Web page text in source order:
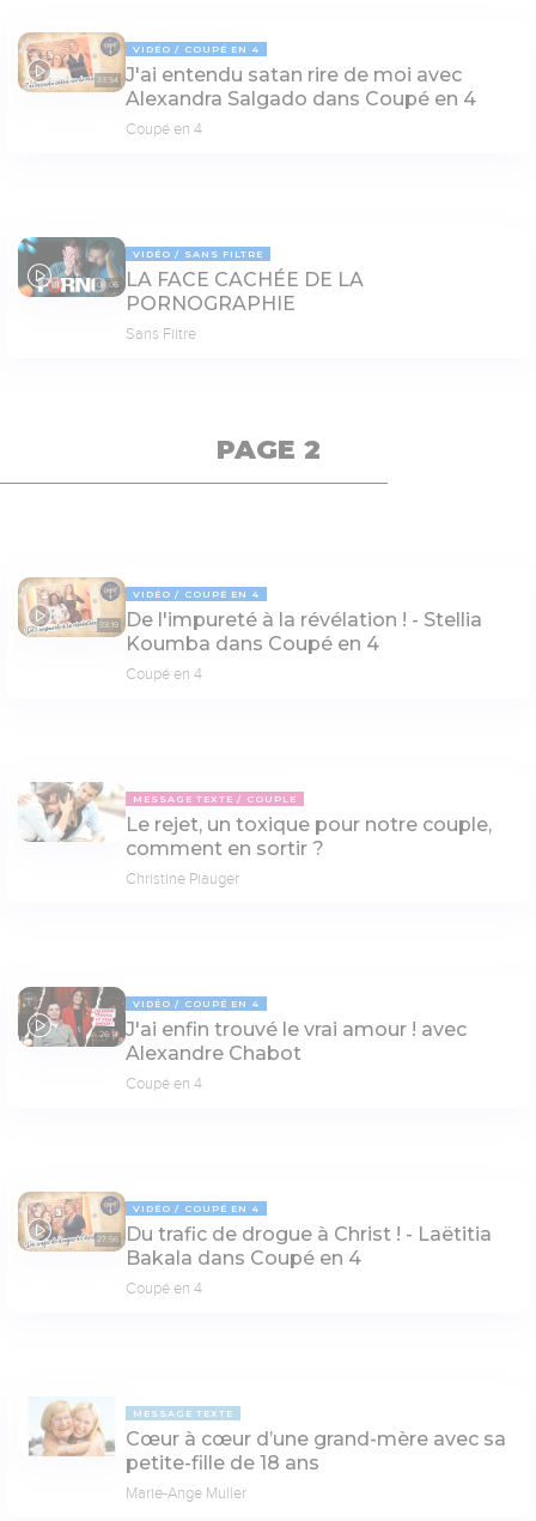
33:54
VIDÉO COUPÉ EN 4
J'ai entendu satan rire de moi avec
Alexandra Salgado dans Coupé en 4
Coupé en 4
08:06
VIDÉO SANS FILTRE
LA FACE CACHÉE DE LA
PORNOGRAPHIE
Sans Filtre
PAGE 2
33:19
VIDÉO COUPÉ EN 4
De l'impureté à la révélation ! - Stellia
Koumba dans Coupé en 4
Coupé en 4
MESSAGE TEXTE COUPLE
Le rejet, un toxique pour notre couple,
comment en sortir ?
Christine Piauger
26:14
VIDÉO COUPÉ EN 4
J'ai enfin trouvé le vrai amour ! avec
Alexandre Chabot
Coupé en 4
27:56
VIDÉO COUPÉ EN 4
Du trafic de drogue à Christ ! - Laëtitia
Bakala dans Coupé en 4
Coupé en 4
MESSAGE TEXTE
Cœur à cœur d’une grand-mère avec sa
petite-fille de 18 ans
Marie-Ange Muller